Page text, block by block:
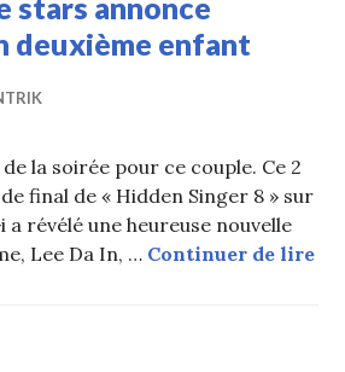
stars annonce
deuxième enfant
la soirée pour ce couple. Ce 2
final de « Hidden Singer 8 » sur
a révélé une heureuse nouvelle
Lee Da In, … Continuer de lire